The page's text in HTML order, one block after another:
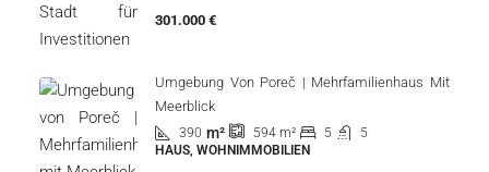
301.000 €
Umgebung Von Poreč | Mehrfamilienhaus Mit
Meerblick
390 m² 594 m² 5
5
HAUS, WOHNIMMOBILIEN